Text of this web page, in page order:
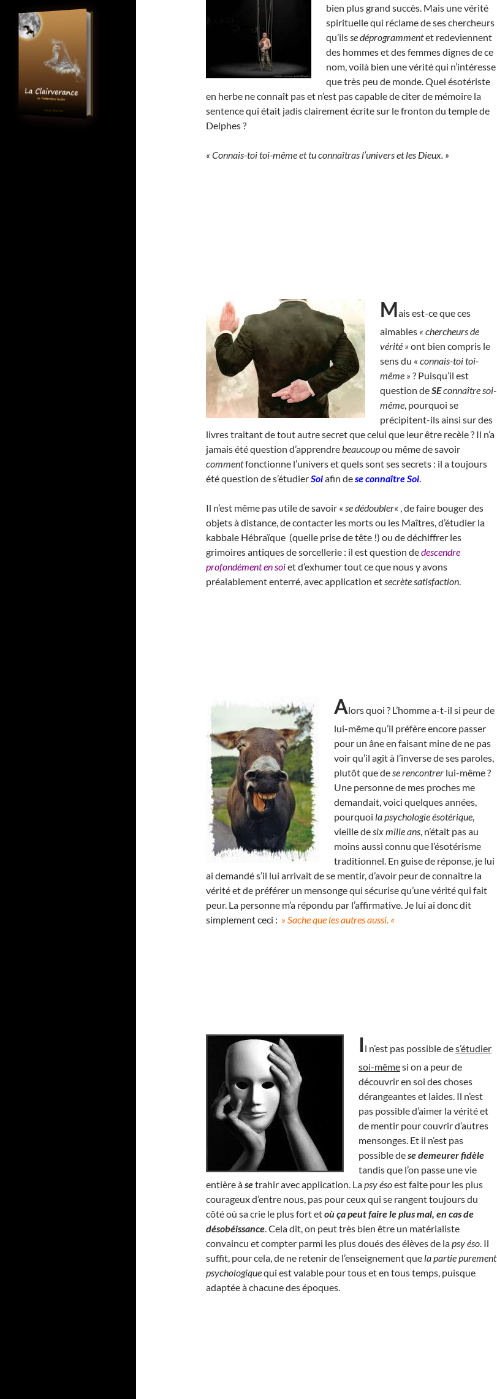
bien plus grand succès. Mais une vérité
spirituelle qui réclame de ses chercheurs
qu’ilsse déprogrammentet redeviennent
des hommes et des femmes dignes de ce
nom, voilà bien une vérité qui n’intéresse
que très peu de monde. Quel ésotériste
en herbe ne connaît pas et n’est pas capable de citer de mémoire la
sentence qui était jadis clairement écrite sur le fronton du temple de
Delphes ?
« Connais-toi toi-même et tu connaîtras l’univers et les Dieux. »
Mais est-ce que ces
aimables « chercheurs de
vérité » ont bien compris le
sens du « connais-toi toi-
même » ? Puisqu’il est
question deSEconnaître soi-
même, pourquoi se
précipitent-ils ainsi sur des
livres traitant de tout autre secret que celui que leur être recèle ? Il n’a
jamais été question d’apprendrebeaucoupou même de savoir
commentfonctionne l’univers et quels sont ses secrets : il a toujours
été question de s’étudierSoiafin dese connaître Soi.
Il n’est même pas utile de savoir « se dédoubler« , de faire bouger des
objets à distance, de contacter les morts ou les Maîtres, d’étudier la
kabbale Hébraïque (quelle prise de tête !) ou de déchiffrer les
grimoires antiques de sorcellerie : il est question dedescendre
profondément en soiet d’exhumer tout ce que nous y avons
préalablement enterré, avec application etsecrète satisfaction.
Alors quoi ? L’homme a-t-il si peur de
lui-même qu’il préfère encore passer
pour un âne en faisant mine de ne pas
voir qu’il agit à l’inverse de ses paroles,
plutôt que dese rencontrer lui-même ?
Une personne de mes proches me
demandait, voici quelques années,
pourquoi la psychologie ésotérique,
vieille desix mille ans, n’était pas au
moins aussi connu que l’ésotérisme
traditionnel. En guise de réponse, je lui
ai demandé s’il lui arrivait de se mentir, d’avoir peur de connaître la
vérité et de préférer un mensonge qui sécurise qu’une vérité qui fait
peur. La personne m’a répondu par l’affirmative. Je lui ai donc dit
simplement ceci : » Sache que les autres aussi. «
Il n’est pas possible des’étudier
soi-mêmesi on a peur de
découvrir en soi des choses
dérangeantes et laides. Il n’est
pas possible d’aimer la vérité et
de mentir pour couvrir d’autres
mensonges. Et il n’est pas
possible dese demeurer fidèle
tandis que l’on passe une vie
entière àsetrahir avec application. Lapsy ésoest faite pour les plus
courageux d’entre nous, pas pour ceux qui se rangent toujours du
côté où sa crie le plus fort etoù ça peut faire le plus mal, en cas de
désobéissance. Cela dit, on peut très bien être un matérialiste
convaincu et compter parmi les plus doués des élèves de lapsy éso. Il
suffit, pour cela, de ne retenir de l’enseignement que la partie purement
psychologiquequi est valable pour tous et en tous temps, puisque
adaptée à chacune des époques.